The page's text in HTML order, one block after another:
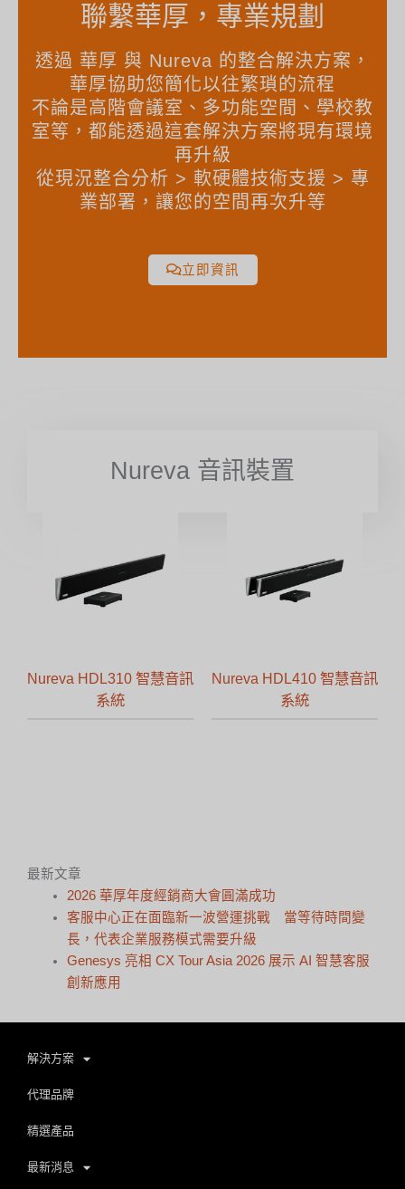
聯繫華厚，專業規劃
透過 華厚 與 Nureva 的整合解決方案，
華厚協助您簡化以往繁瑣的流程
不論是高階會議室、多功能空間、學校教
室等，都能透過這套解決方案將現有環境
再升級
從現況整合分析 > 軟硬體技術支援 > 專
業部署，讓您的空間再次升等
立即資訊
Nureva 音訊裝置
Nureva HDL310 智慧音訊
系統
Nureva HDL410 智慧音訊
系統
最新文章
2026 華厚年度經銷商大會圓滿成功
客服中心正在面臨新一波營運挑戰 當等待時間變
長，代表企業服務模式需要升級
Genesys 亮相 CX Tour Asia 2026 展示 AI 智慧客服
創新應用
解決方案
代理品牌
精選產品
最新消息